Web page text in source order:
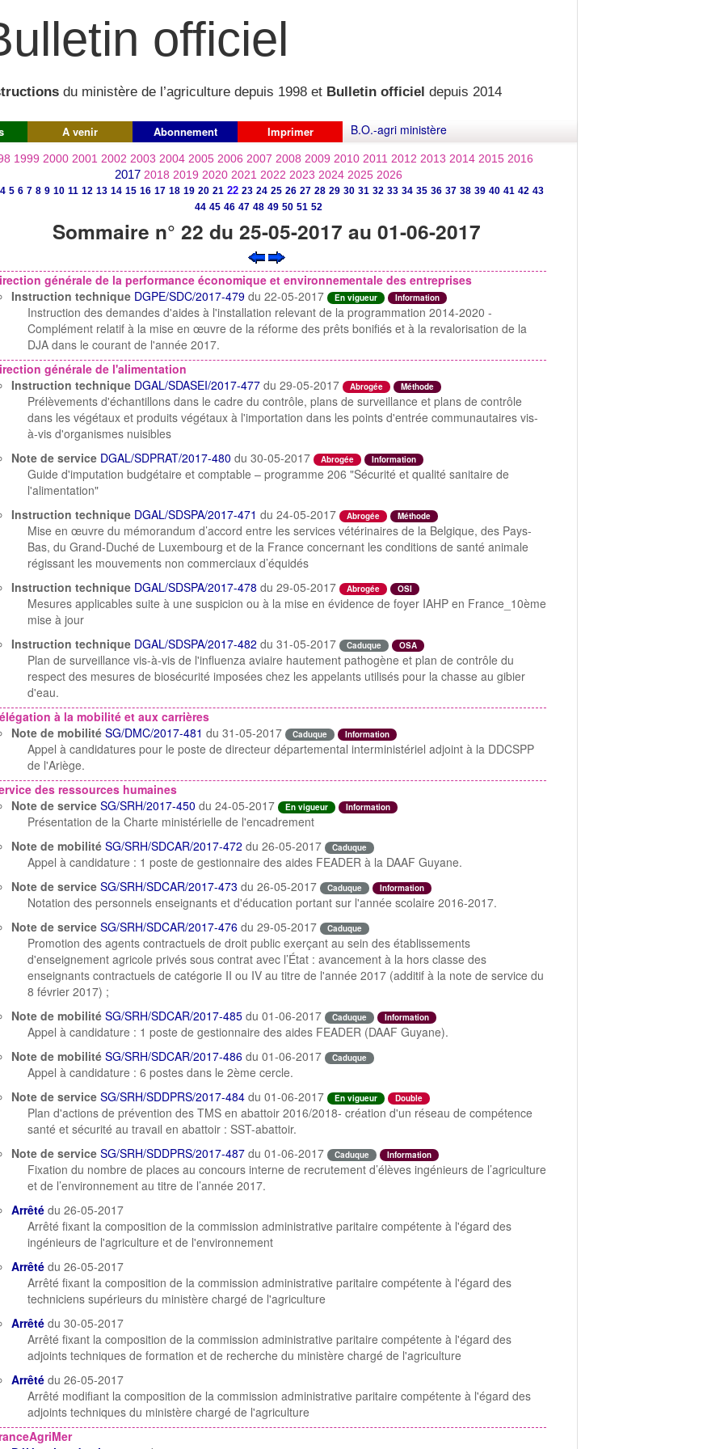
officiel
du ministère de l’agriculture depuis 1998 et Bulletin officiel depuis 2014
A venir Abonnement Imprimer B.O.-agri ministère
1999 2000 2001 2002 2003 2004 2005 2006 2007 2008 2009 2010 2011 2012 2013 2014 2015 2016
2017 2018 2019 2020 2021 2022 2023 2024 2025 2026
4 5 6 7 8 9 10 11 12 13 14 15 16 17 18 19 20 21 22 23 24 25 26 27 28 29 30 31 32 33 34 35 36 37 38 39 40 41 42 43
44 45 46 47 48 49 50 51 52
Sommaire n° 22 du 25-05-2017 au 01-06-2017
générale de la performance économique et environnementale des entreprises
Instruction technique DGPE/SDC/2017-479 du 22-05-2017 En vigueur Information
Instruction des demandes d'aides à l'installation relevant de la programmation 2014-2020 -
Complément relatif à la mise en œuvre de la réforme des prêts bonifiés et à la revalorisation de la
DJA dans le courant de l'année 2017.
générale de l'alimentation
Instruction technique DGAL/SDASEI/2017-477 du 29-05-2017 Abrogée Méthode
Prélèvements d'échantillons dans le cadre du contrôle, plans de surveillance et plans de contrôle
dans les végétaux et produits végétaux à l'importation dans les points d'entrée communautaires vis-
à-vis d'organismes nuisibles
Note de service DGAL/SDPRAT/2017-480 du 30-05-2017 Abrogée Information
Guide d'imputation budgétaire et comptable – programme 206 "Sécurité et qualité sanitaire de
l'alimentation"
Instruction technique DGAL/SDSPA/2017-471 du 24-05-2017 Abrogée Méthode
Mise en œuvre du mémorandum d’accord entre les services vétérinaires de la Belgique, des Pays-
Bas, du Grand-Duché de Luxembourg et de la France concernant les conditions de santé animale
régissant les mouvements non commerciaux d’équidés
Instruction technique DGAL/SDSPA/2017-478 du 29-05-2017 Abrogée OSI
Mesures applicables suite à une suspicion ou à la mise en évidence de foyer IAHP en France_10ème
mise à jour
Instruction technique DGAL/SDSPA/2017-482 du 31-05-2017 Caduque OSA
Plan de surveillance vis-à-vis de l'influenza aviaire hautement pathogène et plan de contrôle du
respect des mesures de biosécurité imposées chez les appelants utilisés pour la chasse au gibier
d'eau.
à la mobilité et aux carrières
Note de mobilité SG/DMC/2017-481 du 31-05-2017 Caduque Information
Appel à candidatures pour le poste de directeur départemental interministériel adjoint à la DDCSPP
de l'Ariège.
des ressources humaines
Note de service SG/SRH/2017-450 du 24-05-2017 En vigueur Information
Présentation de la Charte ministérielle de l'encadrement
Note de mobilité SG/SRH/SDCAR/2017-472 du 26-05-2017 Caduque
Appel à candidature : 1 poste de gestionnaire des aides FEADER à la DAAF Guyane.
Note de service SG/SRH/SDCAR/2017-473 du 26-05-2017 Caduque Information
Notation des personnels enseignants et d'éducation portant sur l'année scolaire 2016-2017.
Note de service SG/SRH/SDCAR/2017-476 du 29-05-2017 Caduque
Promotion des agents contractuels de droit public exerçant au sein des établissements
d'enseignement agricole privés sous contrat avec l’État : avancement à la hors classe des
enseignants contractuels de catégorie II ou IV au titre de l'année 2017 (additif à la note de service du
8 février 2017) ;
Note de mobilité SG/SRH/SDCAR/2017-485 du 01-06-2017 Caduque Information
Appel à candidature : 1 poste de gestionnaire des aides FEADER (DAAF Guyane).
Note de mobilité SG/SRH/SDCAR/2017-486 du 01-06-2017 Caduque
Appel à candidature : 6 postes dans le 2ème cercle.
Note de service SG/SRH/SDDPRS/2017-484 du 01-06-2017 En vigueur Double
Plan d'actions de prévention des TMS en abattoir 2016/2018- création d'un réseau de compétence
santé et sécurité au travail en abattoir : SST-abattoir.
Note de service SG/SRH/SDDPRS/2017-487 du 01-06-2017 Caduque Information
Fixation du nombre de places au concours interne de recrutement d’élèves ingénieurs de l’agriculture
et de l’environnement au titre de l’année 2017.
Arrêté du 26-05-2017
Arrêté fixant la composition de la commission administrative paritaire compétente à l'égard des
ingénieurs de l'agriculture et de l'environnement
Arrêté du 26-05-2017
Arrêté fixant la composition de la commission administrative paritaire compétente à l'égard des
techniciens supérieurs du ministère chargé de l'agriculture
Arrêté du 30-05-2017
Arrêté fixant la composition de la commission administrative paritaire compétente à l'égard des
adjoints techniques de formation et de recherche du ministère chargé de l'agriculture
Arrêté du 26-05-2017
Arrêté modifiant la composition de la commission administrative paritaire compétente à l'égard des
adjoints techniques du ministère chargé de l'agriculture